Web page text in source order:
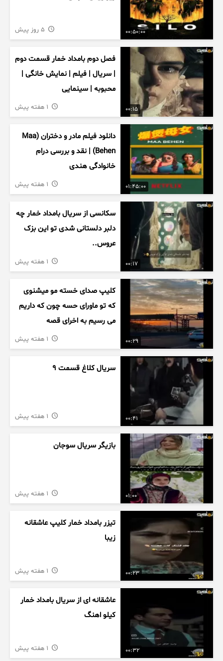
00:50:00
00:15
فصل دوم بامداد خمار قسمت دوم
| سریال | فیلم | نمایش خانگی |
محبوبه | سینمایی
01:45:00
دانلود فیلم مادر و دختران (Maa
Behen) | نقد و بررسی درام
خانوادگی هندی
00:17
سکانسی از سریال بامداد خمار چه
دلبر دلستانی شدی تو این بزک
عروس..
00:29
کلیپ صدای خسته مو میشنوی
که تو ماورای حسه چون که داریم
می رسیم به اخرای قصه
00:41
سریال کلاغ قسمت 9
01:00
بازیگر سریال سوجان
00:23
تیزر بامداد خمار کلیپ عاشقانه
زیبا
00:32
عاشقانه ای از سریال بامداد خمار
کیلو اهنگ